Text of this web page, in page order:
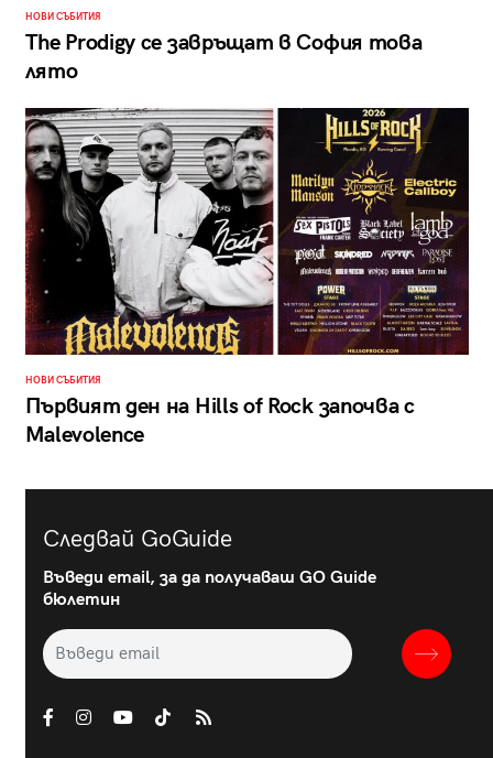
НОВИ СЪБИТИЯ
The Prodigy се завръщат в София това
лято
НОВИ СЪБИТИЯ
Първият ден на Hills of Rock започва с
Malevolence
Следвай GoGuide
Въведи email, за да получаваш GO Guide
бюлетин